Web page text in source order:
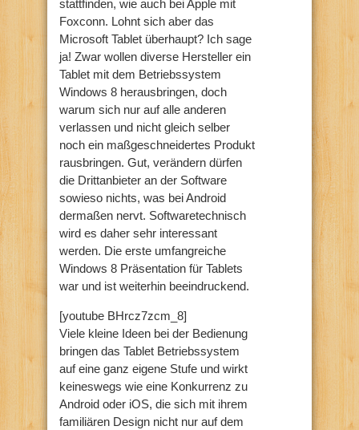
stattfinden, wie auch bei Apple mit
Foxconn. Lohnt sich aber das
Microsoft Tablet überhaupt? Ich sage
ja! Zwar wollen diverse Hersteller ein
Tablet mit dem Betriebssystem
Windows 8 herausbringen, doch
warum sich nur auf alle anderen
verlassen und nicht gleich selber
noch ein maßgeschneidertes Produkt
rausbringen. Gut, verändern dürfen
die Drittanbieter an der Software
sowieso nichts, was bei Android
dermaßen nervt. Softwaretechnisch
wird es daher sehr interessant
werden. Die erste umfangreiche
Windows 8 Präsentation für Tablets
war und ist weiterhin beeindruckend.
[youtube BHrcz7zcm_8]
Viele kleine Ideen bei der Bedienung
bringen das Tablet Betriebssystem
auf eine ganz eigene Stufe und wirkt
keineswegs wie eine Konkurrenz zu
Android oder iOS, die sich mit ihrem
familiären Design nicht nur auf dem